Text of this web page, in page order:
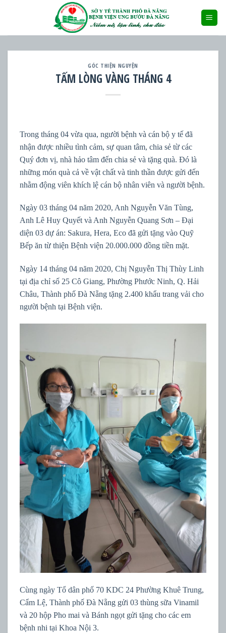
GÓC THIỆN NGUYỆN
TẤM LÒNG VÀNG THÁNG 4
Trong tháng 04 vừa qua, người bệnh và cán bộ y tế đã
nhận được nhiều tình cảm, sự quan tâm, chia sẻ từ các
Quý đơn vị, nhà hảo tâm đến chia sẻ và tặng quà. Đó là
những món quà cả về vật chất và tinh thần được gửi đến
nhằm động viên khích lệ cán bộ nhân viên và người bệnh.
Ngày 03 tháng 04 năm 2020, Anh Nguyễn Văn Tùng,
Anh Lê Huy Quyết và Anh Nguyễn Quang Sơn – Đại
diện 03 dự án: Sakura, Hera, Eco đã gửi tặng vào Quỹ
Bếp ăn từ thiện Bệnh viện 20.000.000 đồng tiền mặt.
Ngày 14 tháng 04 năm 2020, Chị Nguyễn Thị Thùy Linh
tại địa chỉ số 25 Cô Giang, Phường Phước Ninh, Q. Hải
Châu, Thành phố Đà Nẵng tặng 2.400 khẩu trang vải cho
người bệnh tại Bệnh viện.
Cùng ngày Tổ dân phố 70 KDC 24 Phường Khuê Trung,
Cẩm Lệ, Thành phố Đà Nẵng gửi 03 thùng sữa Vinamil
và 20 hộp Pho mai và Bánh ngọt gửi tặng cho các em
bệnh nhi tại Khoa Nội 3.